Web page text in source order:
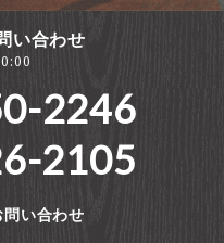
い合わせ
2246
2105
い合わせ